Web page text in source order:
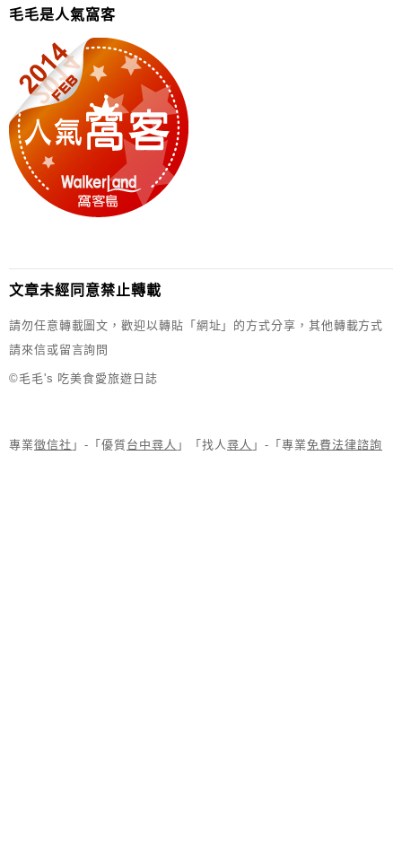
毛毛是人氣窩客
文章未經同意禁止轉載
請勿任意轉載圖文，歡迎以轉貼「網址」的方式分享，其他轉載方式
請來信或留言詢問
©毛毛's 吃美食愛旅遊日誌
專業徵信社 」-「優質台中尋人 」「找人 尋人 」-「專業免費法律諮詢